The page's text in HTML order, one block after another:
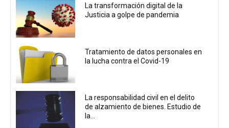
La transformación digital de la
Justicia a golpe de pandemia
Tratamiento de datos personales en
la lucha contra el Covid-19
La responsabilidad civil en el delito
de alzamiento de bienes. Estudio de
la...